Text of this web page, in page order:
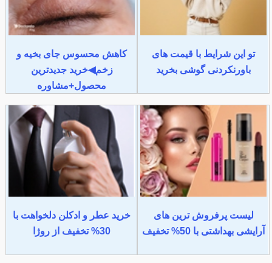
تو این شرایط با قیمت های
باورنکردنی گوشی بخرید
کاهش محسوس جای بخیه و
زخم◀خرید جدیدترین
محصول+مشاوره
لیست پرفروش ترین های
آرایشی بهداشتی با 50% تخفیف
خرید عطر و ادکلن دلخواهت با
30% تخفیف از روژا